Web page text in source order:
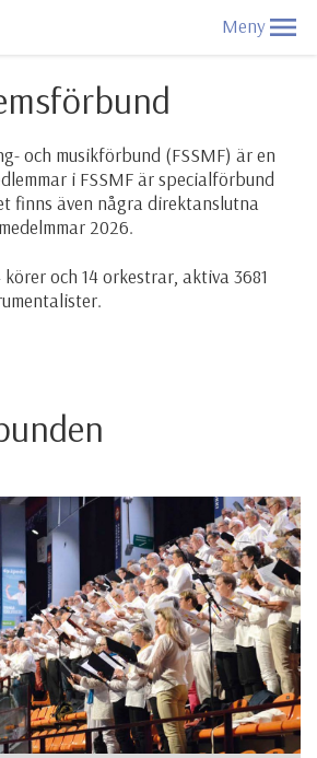
och musikförbund (FSSMF) är en
i FSSMF är specialförbund
finns även några direktanslutna
2026.
körer och 14 orkestrar, aktiva 3681